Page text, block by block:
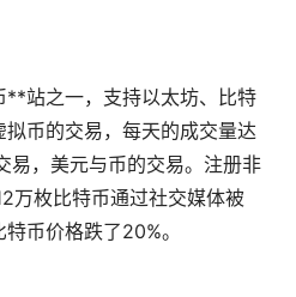
站之一，支持以太坊、比特
币的交易，每天的成交量达
易，美元与币的交易。注册非
万枚比特币通过社交媒体被
币价格跌了20%。